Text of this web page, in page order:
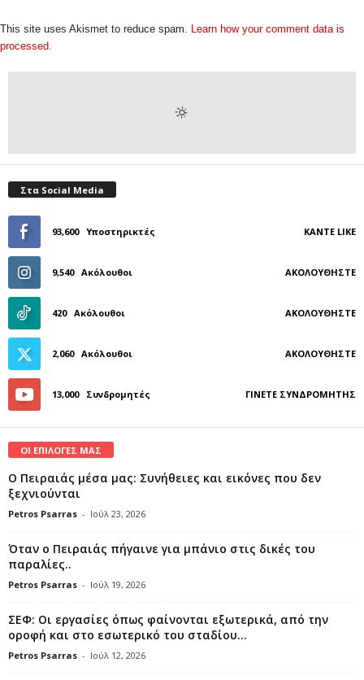
This site uses Akismet to reduce spam. Learn how your comment data is
processed.
Στα Social Media
93,600 Υποστηρικτές ΚΆΝΤΕ LIKE
9,540 Ακόλουθοι ΑΚΟΛΟΥΘΉΣΤΕ
420 Ακόλουθοι ΑΚΟΛΟΥΘΉΣΤΕ
2,060 Ακόλουθοι ΑΚΟΛΟΥΘΉΣΤΕ
13,000 Συνδρομητές ΓΊΝΕΤΕ ΣΥΝΔΡΟΜΗΤΉΣ
ΟΙ ΕΠΙΛΟΓΕΣ ΜΑΣ
Ο Πειραιάς μέσα μας: Συνήθειες και εικόνες που δεν
ξεχνιούνται
Petros Psarras - Ιούλ 23, 2026
Όταν ο Πειραιάς πήγαινε για μπάνιο στις δικές του
παραλίες..
Petros Psarras - Ιούλ 19, 2026
ΣΕΦ: Οι εργασίες όπως φαίνονται εξωτερικά, από την
οροφή και στο εσωτερικό του σταδίου...
Petros Psarras - Ιούλ 12, 2026